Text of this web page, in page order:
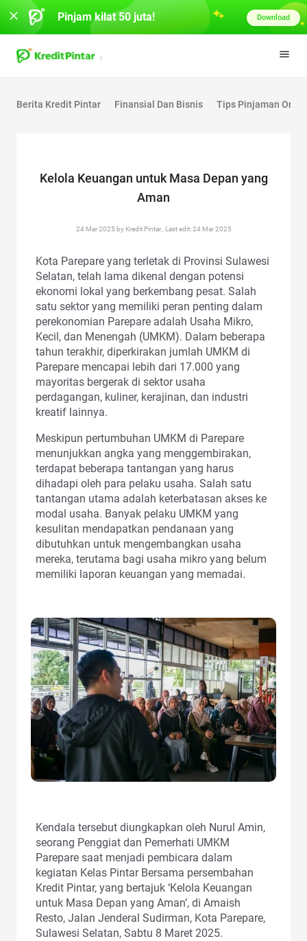
Berita Kredit Pintar Finansial Dan Bisnis Tips Pinjaman
Kelola Keuangan untuk Masa Depan yang
Aman
24 Mar 2025 by Kredit Pintar., Last edit: 24 Mar 2025
Kota Parepare yang terletak di Provinsi Sulawesi
Selatan, telah lama dikenal dengan potensi
ekonomi lokal yang berkembang pesat. Salah
satu sektor yang memiliki peran penting dalam
perekonomian Parepare adalah Usaha Mikro,
Kecil, dan Menengah (UMKM). Dalam beberapa
tahun terakhir, diperkirakan jumlah UMKM di
Parepare mencapai lebih dari 17.000 yang
mayoritas bergerak di sektor usaha
perdagangan, kuliner, kerajinan, dan industri
kreatif lainnya.
Meskipun pertumbuhan UMKM di Parepare
menunjukkan angka yang menggembirakan,
terdapat beberapa tantangan yang harus
dihadapi oleh para pelaku usaha. Salah satu
tantangan utama adalah keterbatasan akses ke
modal usaha. Banyak pelaku UMKM yang
kesulitan mendapatkan pendanaan yang
dibutuhkan untuk mengembangkan usaha
mereka, terutama bagi usaha mikro yang belum
memiliki laporan keuangan yang memadai.
Kendala tersebut diungkapkan oleh Nurul Amin,
seorang Penggiat dan Pemerhati UMKM
Parepare saat menjadi pembicara dalam
kegiatan Kelas Pintar Bersama persembahan
Kredit Pintar, yang bertajuk ‘Kelola Keuangan
untuk Masa Depan yang Aman’, di Amaish
Resto, Jalan Jenderal Sudirman, Kota Parepare,
Sulawesi Selatan, Sabtu 8 Maret 2025.
Pinjam kilat 50 juta! Download